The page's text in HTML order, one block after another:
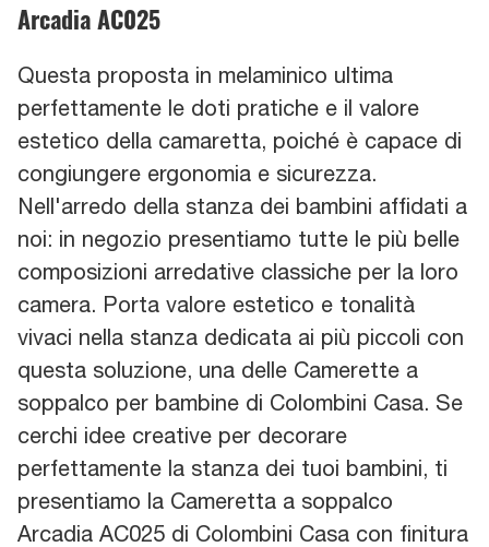
Arcadia AC025
Questa proposta in melaminico ultima
perfettamente le doti pratiche e il valore
estetico della camaretta, poiché è capace di
congiungere ergonomia e sicurezza.
Nell'arredo della stanza dei bambini affidati a
noi: in negozio presentiamo tutte le più belle
composizioni arredative classiche per la loro
camera. Porta valore estetico e tonalità
vivaci nella stanza dedicata ai più piccoli con
questa soluzione, una delle Camerette a
soppalco per bambine di Colombini Casa. Se
cerchi idee creative per decorare
perfettamente la stanza dei tuoi bambini, ti
presentiamo la Cameretta a soppalco
Arcadia AC025 di Colombini Casa con finitura